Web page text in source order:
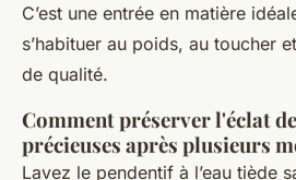
C’est une entrée en matière
s’habituer au poids, au toucher
de qualité.
Comment préserver l'éclat
précieuses après plusieurs
Lavez le pendentif à l’eau tiède